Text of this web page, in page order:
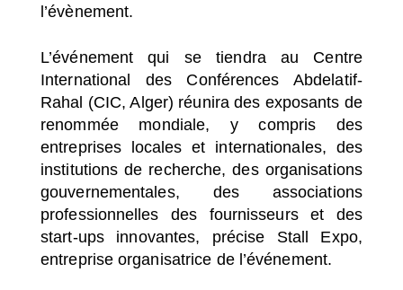
l’évènement.
L’événement qui se tiendra au Centre
International des Conférences Abdelatif-
Rahal (CIC, Alger) réunira des exposants de
renommée mondiale, y compris des
entreprises locales et internationales, des
institutions de recherche, des organisations
gouvernementales, des associations
professionnelles des fournisseurs et des
start-ups innovantes, précise Stall Expo,
entreprise organisatrice de l’événement.